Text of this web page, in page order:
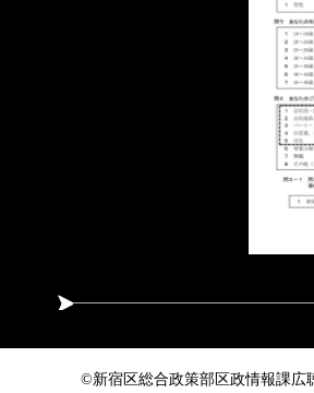
©新宿区総合政策部区政情報課広